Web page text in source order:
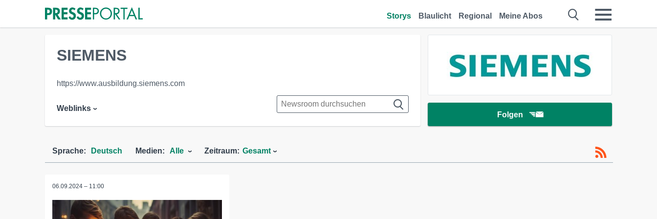
Storys Blaulicht Regional Meine Abos
Folgen
SIEMENS
https://www.ausbildung.siemens.com
Weblinks
Sprache: Deutsch Medien: Alle Zeitraum: Gesamt
06.09.2024 – 11:00